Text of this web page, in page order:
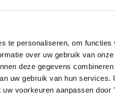
te personaliseren, om
over uw gebruik van
deze gegevens
uw gebruik van hun
voorkeuren aanpassen
Reageer binnen 15
Berkenlaan
Zeist